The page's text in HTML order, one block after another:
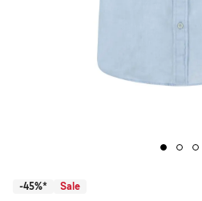
-45%* Sale